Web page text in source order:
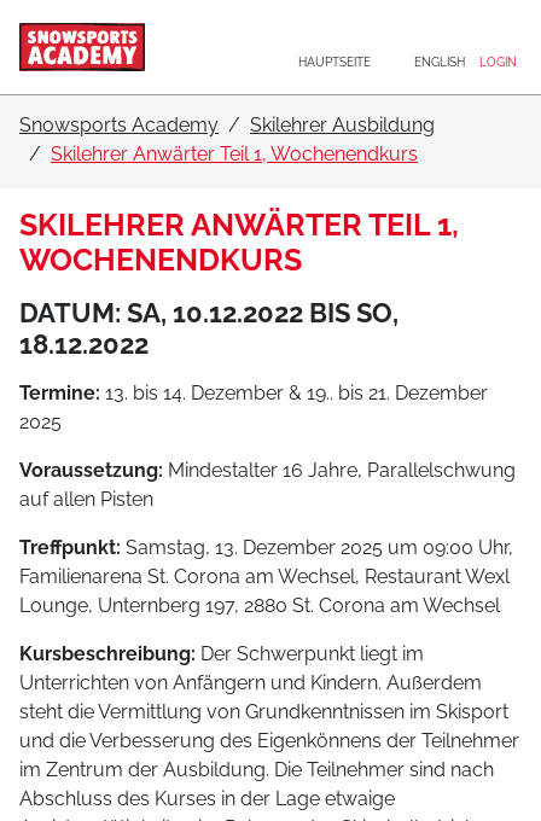
HAUPTSEITE ENGLISH LOGIN
Snowsports Academy
Skilehrer Ausbildung
Skilehrer Anwärter Teil 1, Wochenendkurs
SKILEHRER ANWÄRTER TEIL 1,
WOCHENENDKURS
DATUM: SA, 10.12.2022 BIS SO,
18.12.2022
Termine: 13. bis 14. Dezember & 19.. bis 21. Dezember
2025
Voraussetzung: Mindestalter 16 Jahre, Parallelschwung
auf allen Pisten
Treffpunkt: Samstag, 13. Dezember 2025 um 09:00 Uhr,
Familienarena St. Corona am Wechsel, Restaurant Wexl
Lounge, Unternberg 197, 2880 St. Corona am Wechsel
Kursbeschreibung: Der Schwerpunkt liegt im
Unterrichten von Anfängern und Kindern. Außerdem
steht die Vermittlung von Grundkenntnissen im Skisport
und die Verbesserung des Eigenkönnens der Teilnehmer
im Zentrum der Ausbildung. Die Teilnehmer sind nach
Abschluss des Kurses in der Lage etwaige